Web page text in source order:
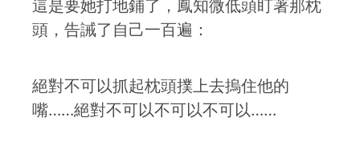
這是要她打地鋪了，鳳知微低頭盯著那枕
頭，告誡了自己一百遍：
絕對不可以抓起枕頭撲上去摀住他的
嘴……絕對不可以不可以不可以……